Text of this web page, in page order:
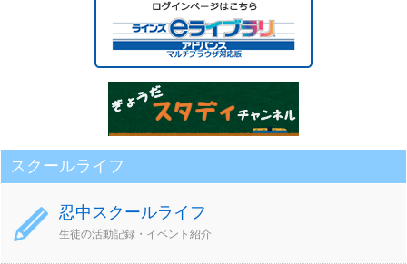
スクールライフ
忍中スクールライフ
生徒の活動記録・イベント紹介